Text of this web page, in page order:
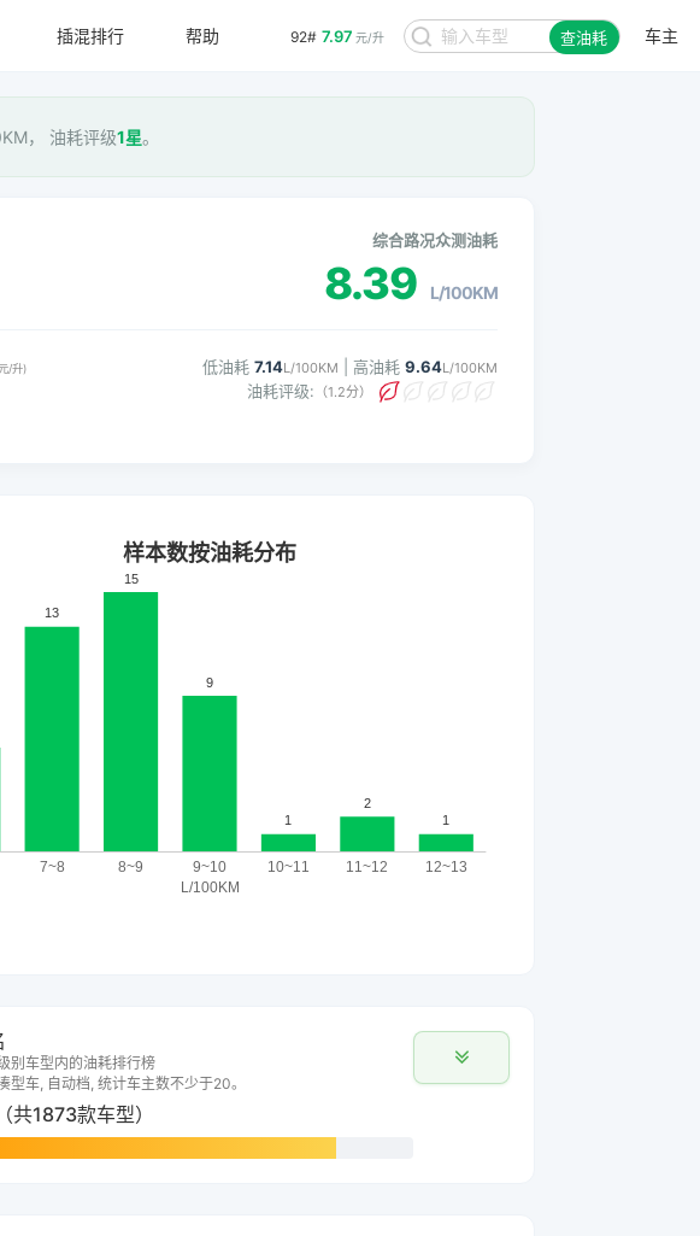
92# 7.97 元/升 查油耗 车主
插混排行 帮助
， 油耗评级1星。
综合路况众测油耗
8.39 L/100KM
/升) 低油耗 7.14L/100KM | 高油耗 9.64L/100KM
油耗评级: （1.2分）
别车型内的油耗排行榜
型车, 自动档, 统计车主数不少于20。
共1873款车型）